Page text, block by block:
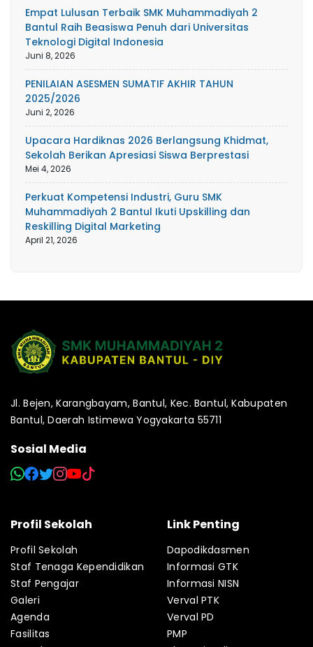
Empat Lulusan Terbaik SMK Muhammadiyah 2
Bantul Raih Beasiswa Penuh dari Universitas
Teknologi Digital Indonesia
Juni 8, 2026
PENILAIAN ASESMEN SUMATIF AKHIR TAHUN
2025/2026
Juni 2, 2026
Upacara Hardiknas 2026 Berlangsung Khidmat,
Sekolah Berikan Apresiasi Siswa Berprestasi
Mei 4, 2026
Perkuat Kompetensi Industri, Guru SMK
Muhammadiyah 2 Bantul Ikuti Upskilling dan
Reskilling Digital Marketing
April 21, 2026
Jl. Bejen, Karangbayam, Bantul, Kec. Bantul, Kabupaten
Bantul, Daerah Istimewa Yogyakarta 55711
Sosial Media
Profil Sekolah
Profil Sekolah
Staf Tenaga Kependidikan
Staf Pengajar
Galeri
Agenda
Fasilitas
Link Penting
Dapodikdasmen
Informasi GTK
Informasi NISN
Verval PTK
Verval PD
PMP